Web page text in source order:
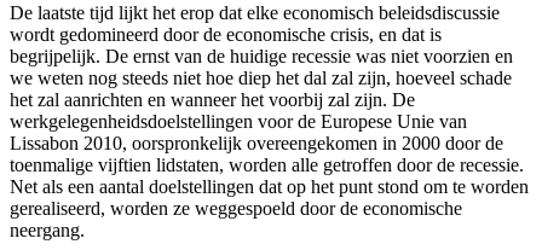
De laatste tijd lijkt het erop dat elke economisch beleidsdiscussie
wordt gedomineerd door de economische crisis, en dat is
begrijpelijk. De ernst van de huidige recessie was niet voorzien en
we weten nog steeds niet hoe diep het dal zal zijn, hoeveel schade
het zal aanrichten en wanneer het voorbij zal zijn. De
werkgelegenheidsdoelstellingen voor de Europese Unie van
Lissabon 2010, oorspronkelijk overeengekomen in 2000 door de
toenmalige vijftien lidstaten, worden alle getroffen door de recessie.
Net als een aantal doelstellingen dat op het punt stond om te worden
gerealiseerd, worden ze weggespoeld door de economische
neergang.